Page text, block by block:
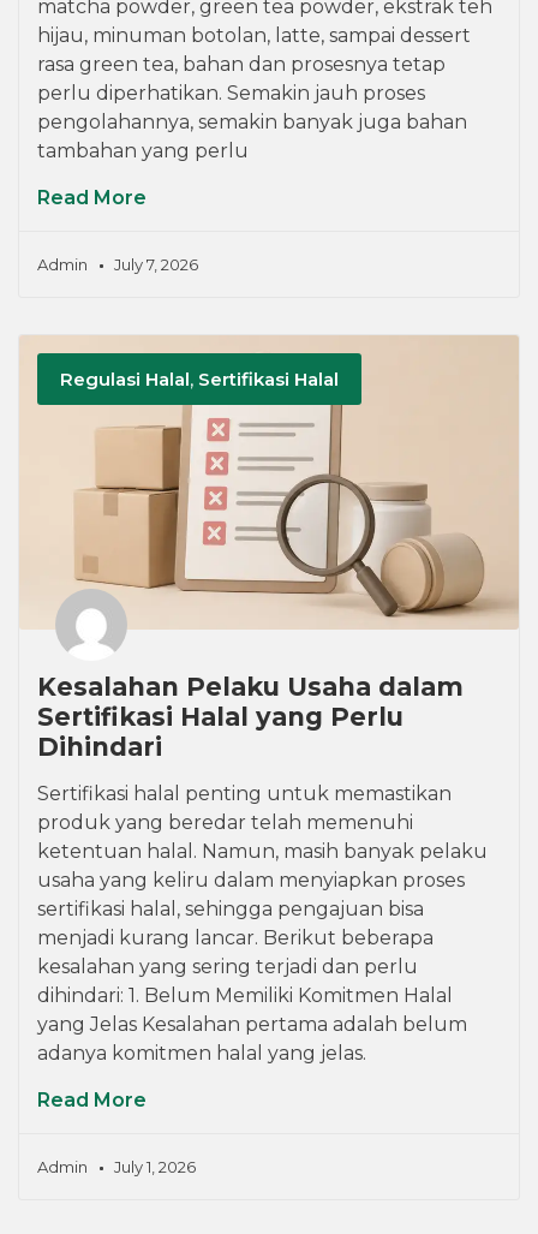
matcha powder, green tea powder, ekstrak teh
hijau, minuman botolan, latte, sampai dessert
rasa green tea, bahan dan prosesnya tetap
perlu diperhatikan. Semakin jauh proses
pengolahannya, semakin banyak juga bahan
tambahan yang perlu
Read More
Admin July 7, 2026
Regulasi Halal, Sertifikasi Halal
Kesalahan Pelaku Usaha dalam
Sertifikasi Halal yang Perlu
Dihindari
Sertifikasi halal penting untuk memastikan
produk yang beredar telah memenuhi
ketentuan halal. Namun, masih banyak pelaku
usaha yang keliru dalam menyiapkan proses
sertifikasi halal, sehingga pengajuan bisa
menjadi kurang lancar. Berikut beberapa
kesalahan yang sering terjadi dan perlu
dihindari: 1. Belum Memiliki Komitmen Halal
yang Jelas Kesalahan pertama adalah belum
adanya komitmen halal yang jelas.
Read More
Admin July 1, 2026